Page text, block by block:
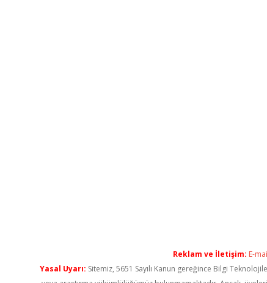
Reklam ve İletişim: E-
Yasal Uyarı: Sitemiz, 5651 Sayılı Kanun gereğince Bilgi